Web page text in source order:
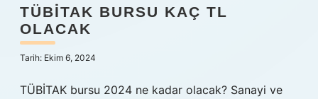
Hakkımızda
TÜBİTAK BURSU KAÇ TL
OLACAK
Tarih: Ekim 6, 2024
TÜBİTAK bursu 2024 ne kadar olacak? Sanayi ve